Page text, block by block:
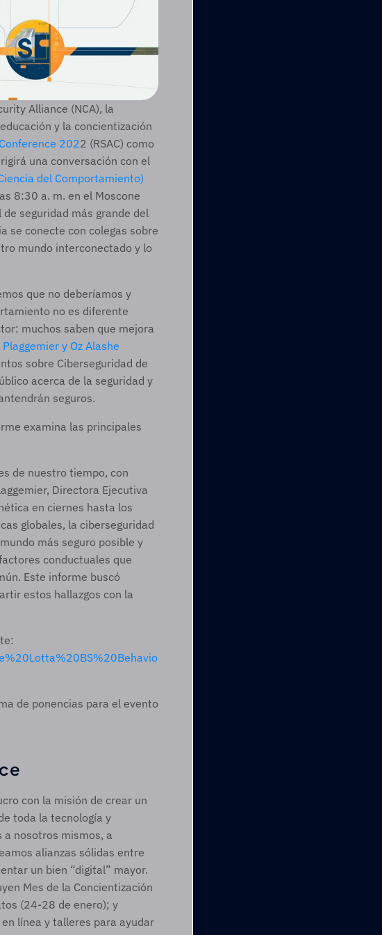
Alliance (NCA), la
y la concientización
2022 (RSAC) como
una conversación con el
del Comportamiento)
8:30 a. m. en el Moscone
de seguridad más grande del
se conecte con colegas sobre
mundo interconectado y lo
que no deberíamos y
no es diferente
muchos saben que mejora
Plaggemier y Oz Alashe
sobre Ciberseguridad de
acerca de la seguridad y
seguros.
examina las principales
de nuestro tiempo, con
Directora Ejecutiva
en ciernes hasta los
globales, la ciberseguridad
más seguro posible y
conductuales que
Este informe buscó
estos hallazgos con la
de ponencias para el evento
con la misión de crear un
toda la tecnología y
nosotros mismos, a
alianzas sólidas entre
un bien “digital” mayor.
Mes de la Concientización
(24-28 de enero); y
línea y talleres para ayudar